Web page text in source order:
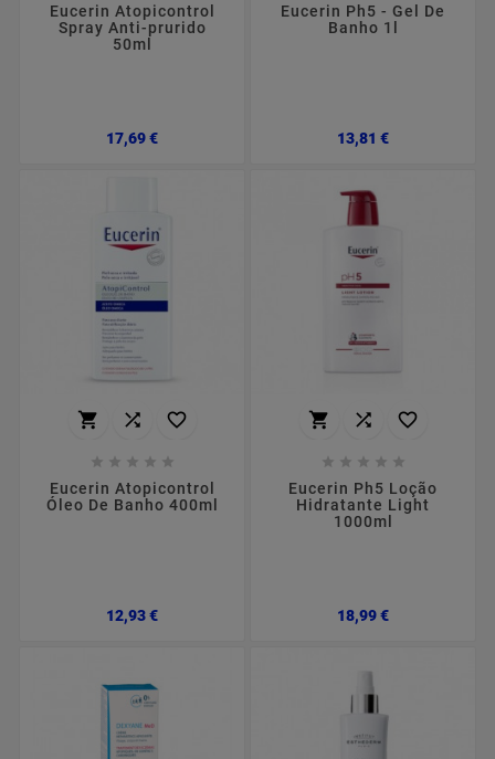
Eucerin Atopicontrol
Spray Anti-prurido
50ml
17,69 €Preço
Eucerin Ph5 - Gel De
Banho 1l
13,81 €Preço
  
    
Eucerin Atopicontrol
Óleo De Banho 400ml
12,93 €Preço
  
    
Eucerin Ph5 Loção
Hidratante Light
1000ml
18,99 €Preço